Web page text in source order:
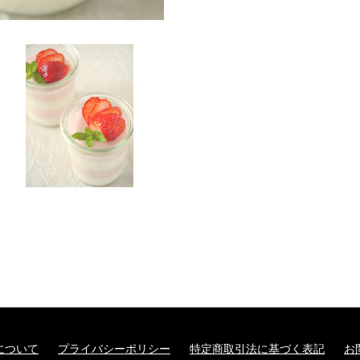
ついて プライバシーポリシー 特定商取引法に基づく表記 お